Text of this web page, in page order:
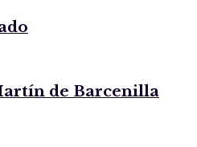
de Barcenilla